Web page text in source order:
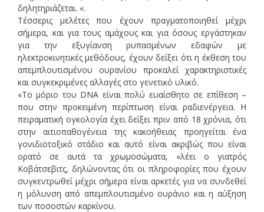
δηλητηριάζεται. «.
Τέσσερις μελέτες που έχουν πραγματοποιηθεί μέχρι
σήμερα, και για τους αμάχους και για όσους εργάστηκαν
για την εξυγίανση ρυπασμένων εδαφών με
ηλεκτροκινητικές μεθόδους, έχουν δείξει ότι η έκθεση του
απεμπλουτισμένου ουρανίου προκαλεί χαρακτηριστικές
και συγκεκριμένες αλλαγές στο γενετικό υλικό.
«Το μόριο του DNA είναι πολύ ευαίσθητο σε επίθεση –
που στην προκειμένη περίπτωση είναι ραδιενέργεια. Η
πειραματική ογκολογία έχει δείξει πριν από 18 χρόνια, ότι
στην αιτιοπαθογένεια της κακοήθειας προηγείται ένα
γονιδιοτοξικό στάδιο και αυτό είναι ακριβώς που είναι
ορατό σε αυτά τα χρωμοσώματα, «λέει ο γιατρός
Κοβάτσεβιτς, δηλώνοντας ότι οι πληροφορίες που έχουν
συγκεντρωθεί μέχρι σήμερα είναι αρκετές για να συνδεθεί
η μόλυνση από απεμπλουτισμένο ουράνιο και η αύξηση
των ποσοστών καρκίνου.